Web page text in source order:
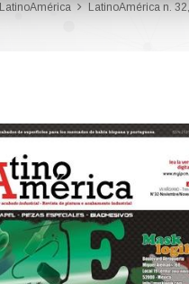
LatinoAmérica LatinoAmérica n.